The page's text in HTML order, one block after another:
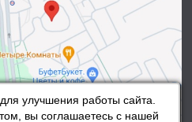
улучшения работы сайта.
вы соглашаетесь с нашей